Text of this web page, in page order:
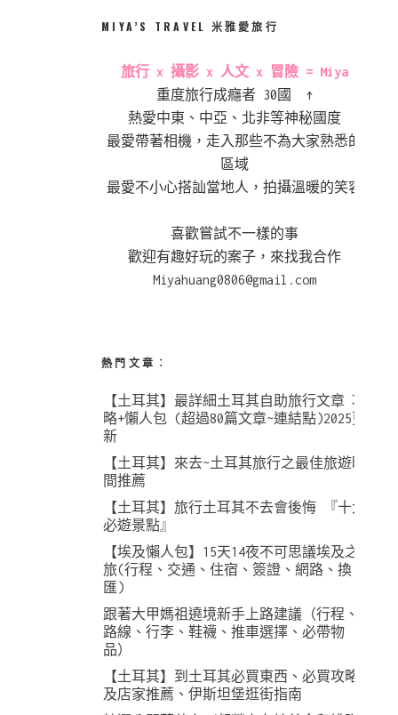
MIYA’S TRAVEL 米雅愛旅行
旅行 x 攝影 x 人文 x 冒險 = Miya
重度旅行成癮者 30國 ↑
熱愛中東、中亞、北非等神秘國度
最愛帶著相機，走入那些不為大家熟悉的
區域
最愛不小心搭訕當地人，拍攝溫暖的笑容
喜歡嘗試不一樣的事
歡迎有趣好玩的案子，來找我合作
Miyahuang0806@gmail.com
熱門文章︰
【土耳其】最詳細土耳其自助旅行文章 攻
略+懶人包 (超過80篇文章~連結點)2025更
新
【土耳其】來去~土耳其旅行之最佳旅遊時
間推薦
【土耳其】旅行土耳其不去會後悔 『十大
必遊景點』
【埃及懶人包】15天14夜不可思議埃及之
旅(行程、交通、住宿、簽證、網路、換
匯)
跟著大甲媽祖遶境新手上路建議（行程、
路線、行李、鞋襪、推車選擇、必帶物
品）
【土耳其】到土耳其必買東西、必買攻略
及店家推薦、伊斯坦堡逛街指南